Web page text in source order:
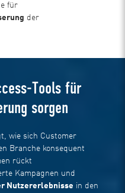
für
der
Tools für
sorgen
wie sich Customer
Branche konsequent
rückt
Kampagnen und
Nutzererlebnisse in den